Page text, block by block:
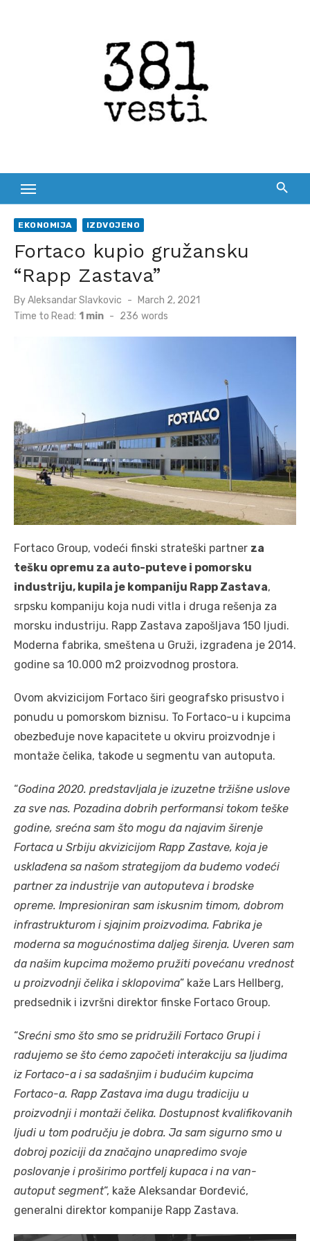
EKONOMIJA IZDVOJENO
Fortaco kupio gružansku
“Rapp Zastava”
ByAleksandar Slavkovic
Posted
on
March 2, 2021
Time to Read: 1 min - 236 words
Fortaco Group, vodeći finski strateški partner za
tešku opremu za auto-puteve i pomorsku
industriju, kupila je kompaniju Rapp Zastava,
srpsku kompaniju koja nudi vitla i druga rešenja za
morsku industriju. Rapp Zastava zapošljava 150 ljudi.
Moderna fabrika, smeštena u Gruži, izgrađena je 2014.
godine sa 10.000 m2 proizvodnog prostora.
Ovom akvizicijom Fortaco širi geografsko prisustvo i
ponudu u pomorskom biznisu. To Fortaco-u i kupcima
obezbeđuje nove kapacitete u okviru proizvodnje i
montaže čelika, takođe u segmentu van autoputa.
“Godina 2020. predstavljala je izuzetne tržišne uslove
za sve nas. Pozadina dobrih performansi tokom teške
godine, srećna sam što mogu da najavim širenje
Fortaca u Srbiju akvizicijom Rapp Zastave, koja je
usklađena sa našom strategijom da budemo vodeći
partner za industrije van autoputeva i brodske
opreme. Impresioniran sam iskusnim timom, dobrom
infrastrukturom i sjajnim proizvodima. Fabrika je
moderna sa mogućnostima daljeg širenja. Uveren sam
da našim kupcima možemo pružiti povećanu vrednost
u proizvodnji čelika i sklopovima” kaže Lars Hellberg,
predsednik i izvršni direktor finske Fortaco Group.
“Srećni smo što smo se pridružili Fortaco Grupi i
radujemo se što ćemo započeti interakciju sa ljudima
iz Fortaco-a i sa sadašnjim i budućim kupcima
Fortaco-a. Rapp Zastava ima dugu tradiciju u
proizvodnji i montaži čelika. Dostupnost kvalifikovanih
ljudi u tom području je dobra. Ja sam sigurno smo u
dobroj poziciji da značajno unapredimo svoje
poslovanje i proširimo portfelj kupaca i na van-
autoput segment“, kaže Aleksandar Đorđević,
generalni direktor kompanije Rapp Zastava.